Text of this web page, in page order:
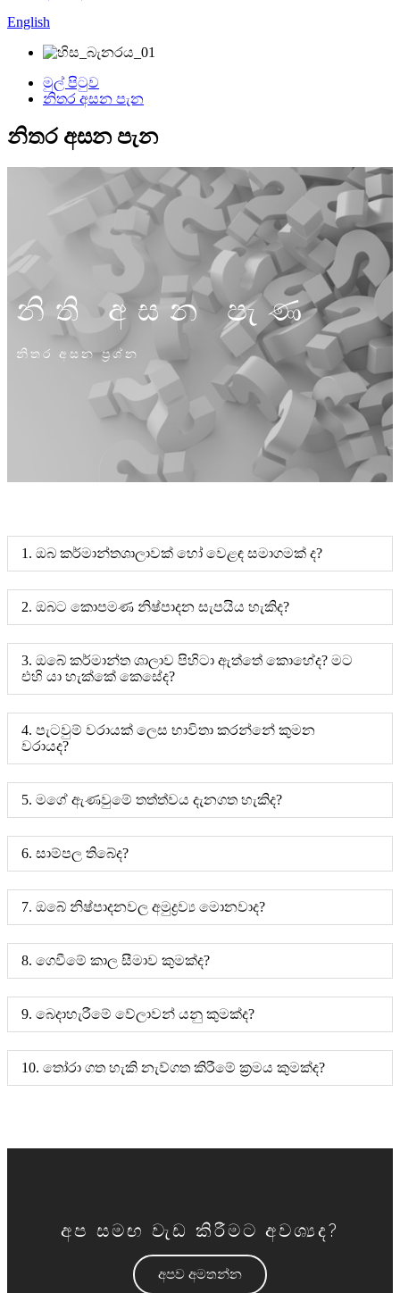
English
මුල් පිටුව
නිතර අසන පැන
නිතර අසන පැන
නිති අසන පැණ
නිතර අසන ප්‍රශ්න
1. ඔබ කර්මාන්තශාලාවක් හෝ වෙළඳ සමාගමක් ද?
2. ඔබට කොපමණ නිෂ්පාදන සැපයිය හැකිද?
3. ඔබේ කර්මාන්ත ශාලාව පිහිටා ඇත්තේ කොහේද? මට
එහි යා හැක්කේ කෙසේද?
4. පැටවුම් වරායක් ලෙස භාවිතා කරන්නේ කුමන
වරායද?
5. මගේ ඇණවුමේ තත්ත්වය දැනගත හැකිද?
6. සාම්පල තිබේද?
7. ඔබේ නිෂ්පාදනවල අමුද්‍රව්‍ය මොනවාද?
8. ගෙවීමේ කාල සීමාව කුමක්ද?
9. බෙදාහැරීමේ වේලාවන් යනු කුමක්ද?
10. තෝරා ගත හැකි නැව්ගත කිරීමේ ක්‍රමය කුමක්ද?
අප සමඟ වැඩ කිරීමට අවශ්‍යද?
අපව අමතන්න